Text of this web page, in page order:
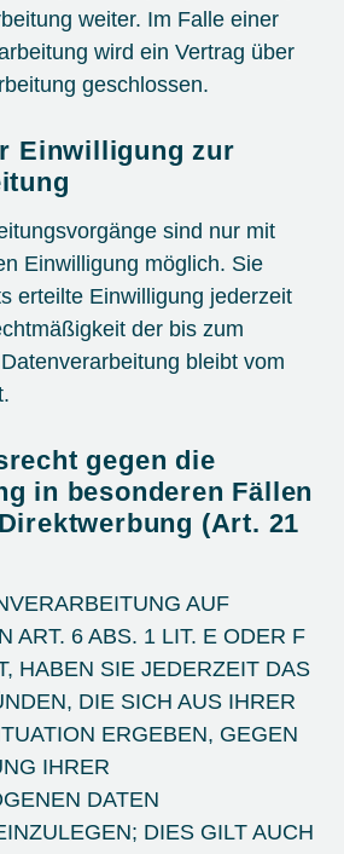
weiter. Im Falle einer
wird ein Vertrag über
geschlossen.
Einwilligung zur
sind nur mit
Einwilligung möglich. Sie
erteilte Einwilligung jederzeit
der bis zum
bleibt vom
gegen die
in besonderen Fällen
(Art. 21
AUF
ART. 6 ABS. 1 LIT. E ODER F
HABEN SIE JEDERZEIT DAS
DIE SICH AUS IHRER
ERGEBEN, GEGEN
IHRER
DATEN
DIES GILT AUCH